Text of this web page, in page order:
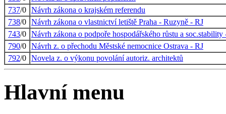
737/0 Návrh zákona o krajském referendu
738/0 Návrh zákona o vlastnictví letiště Praha - Ruzyně - RJ
743/0 Návrh zákona o podpoře hospodářského růstu a soc.stability
790/0 Návrh z. o přechodu Městské nemocnice Ostrava - RJ
792/0 Novela z. o výkonu povolání autoriz. architektů
Hlavní menu